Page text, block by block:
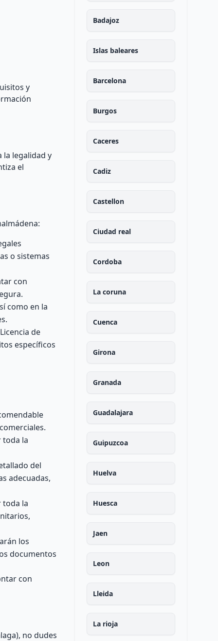
y
la legalidad y
el
o sistemas
con
como en la
de
específicos
toda la
del
adecuadas,
toda la
los
documentos
con
no dudes
Badajoz
Islas baleares
Barcelona
Burgos
Caceres
Cadiz
Castellon
Ciudad real
Cordoba
La coruna
Cuenca
Girona
Granada
Guadalajara
Guipuzcoa
Huelva
Huesca
Jaen
Leon
Lleida
La rioja